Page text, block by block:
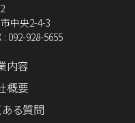
中央2-4-3
: 092-928-5655
内容
概要
ある質問